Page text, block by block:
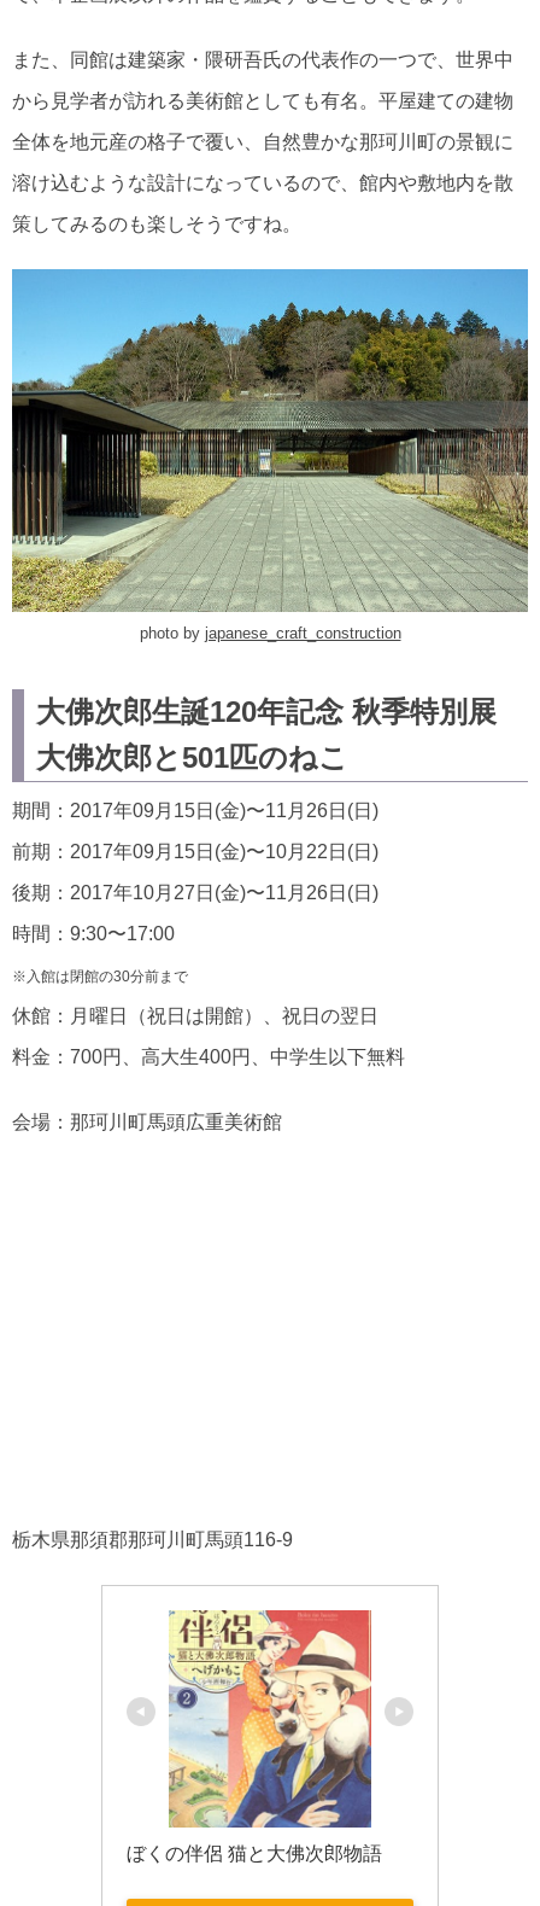
また、同館は建築家・隈研吾氏の代表作の一つで、世界中
から見学者が訪れる美術館としても有名。平屋建ての建物
全体を地元産の格子で覆い、自然豊かな那珂川町の景観に
溶け込むような設計になっているので、館内や敷地内を散
策してみるのも楽しそうですね。
photo by japanese_craft_construction
大佛次郎生誕120年記念 秋季特別展
大佛次郎と501匹のねこ
期間：2017年09月15日(金)〜11月26日(日)
前期：2017年09月15日(金)〜10月22日(日)
後期：2017年10月27日(金)〜11月26日(日)
時間：9:30〜17:00
※入館は閉館の30分前まで
休館：月曜日（祝日は開館）、祝日の翌日
料金：700円、高大生400円、中学生以下無料
会場：那珂川町馬頭広重美術館
栃木県那須郡那珂川町馬頭116-9
ぼくの伴侶 猫と大佛次郎物語